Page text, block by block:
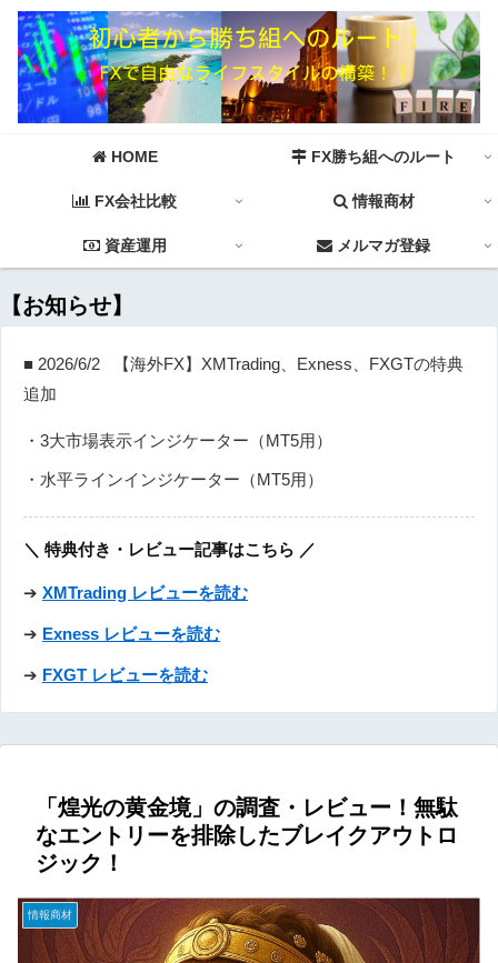
HOME FX勝ち組へのルート
FX会社比較 情報商材
資産運用 メルマガ登録
【お知らせ】
■ 2026/6/2 【海外FX】XMTrading、Exness、FXGTの特典
追加
・3大市場表示インジケーター（MT5用）
・水平ラインインジケーター（MT5用）
＼ 特典付き・レビュー記事はこちら ／
➔ XMTrading レビューを読む
➔ Exness レビューを読む
➔ FXGT レビューを読む
「煌光の黄金境」の調査・レビュー！無駄
なエントリーを排除したブレイクアウトロ
ジック！
情報商材